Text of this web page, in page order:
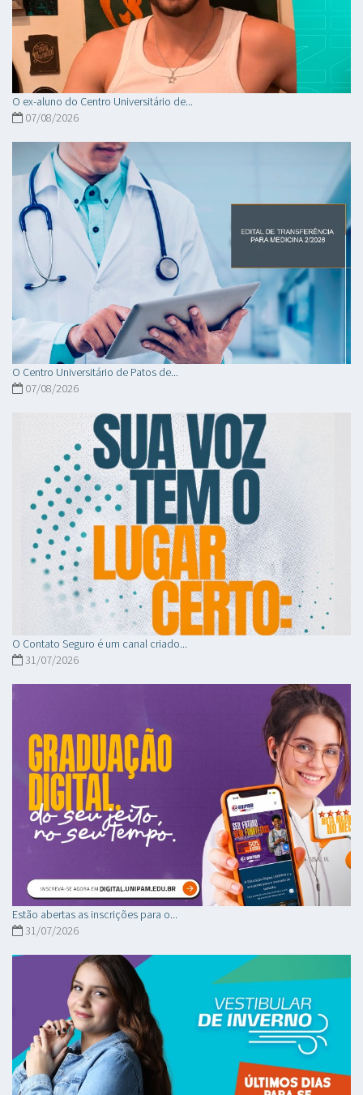
O ex-aluno do Centro Universitário de...
07/08/2026
O Centro Universitário de Patos de...
07/08/2026
O Contato Seguro é um canal criado...
31/07/2026
Estão abertas as inscrições para o...
31/07/2026